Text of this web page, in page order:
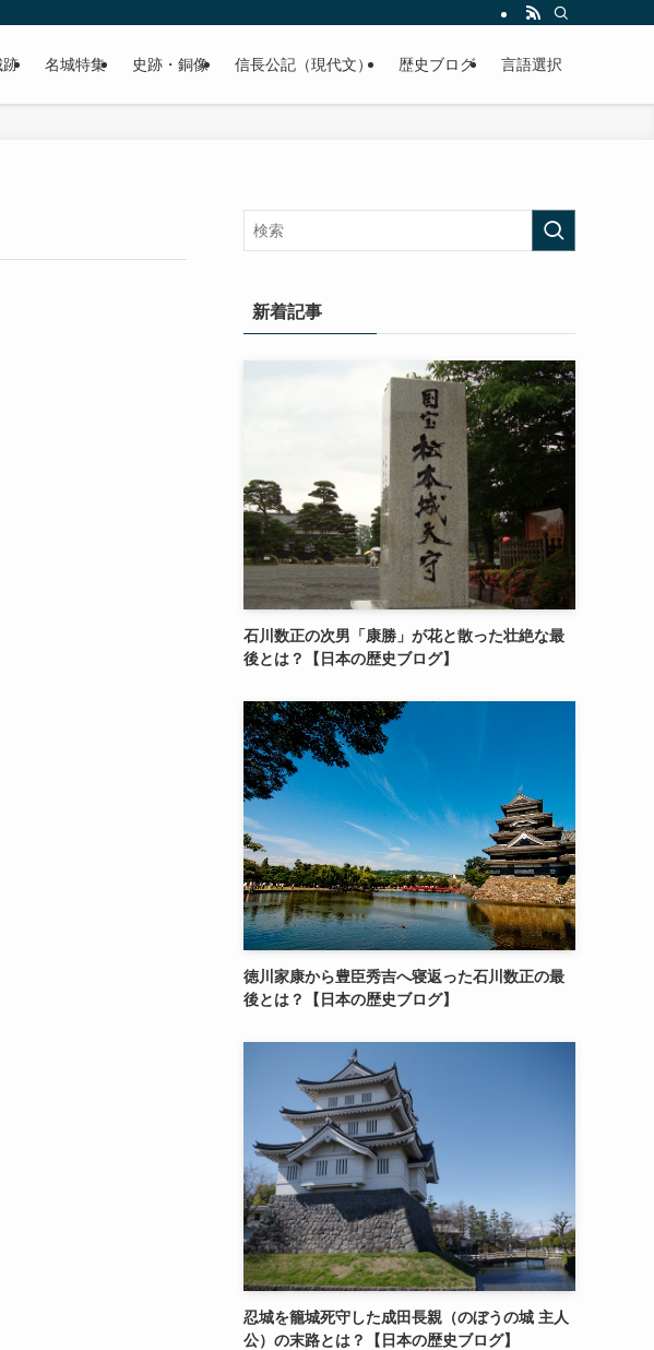
代）、江戸時代と幅広くご紹介致します。
跡 名城特集 史跡・銅像 信長公記（現代文） 歴史ブログ 言語選択
新着記事
石川数正の次男「康勝」が花と散った壮絶な最
後とは？【日本の歴史ブログ】
徳川家康から豊臣秀吉へ寝返った石川数正の最
後とは？【日本の歴史ブログ】
忍城を籠城死守した成田長親（のぼうの城 主人
公）の末路とは？【日本の歴史ブログ】